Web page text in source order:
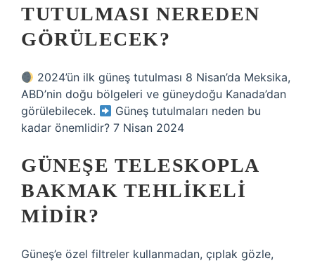
TUTULMASI NEREDEN
GÖRÜLECEK?
2024’ün ilk güneş tutulması 8 Nisan’da Meksika,
ABD’nin doğu bölgeleri ve güneydoğu Kanada’dan
görülebilecek.
Güneş tutulmaları neden bu
kadar önemlidir? 7 Nisan 2024
GÜNEŞE TELESKOPLA
BAKMAK TEHLIKELI
MIDIR?
Güneş’e özel filtreler kullanmadan, çıplak gözle,